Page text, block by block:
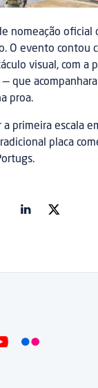
nomeação oficial
O evento contou
visual, com a
que
proa.
a primeira escala
placa